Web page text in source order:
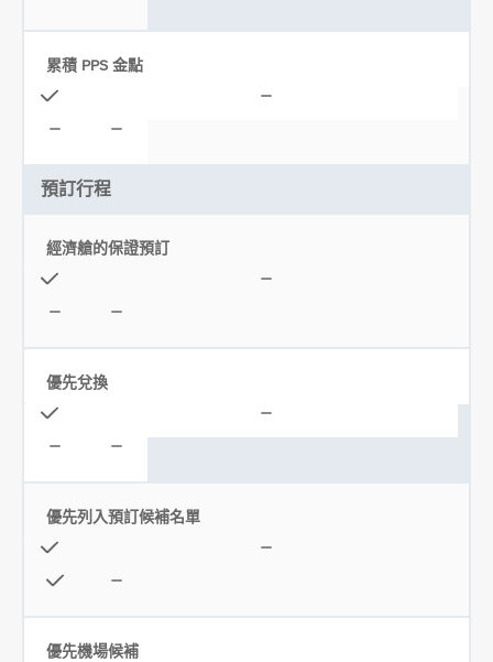
累積 PPS 金點
預訂行程
經濟艙的保證預訂
優先兌換
優先列入預訂候補名單
優先機場候補